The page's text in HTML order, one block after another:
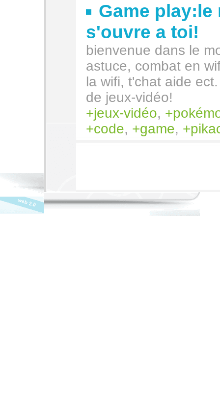
Game
s'ouvre a toi!
bienvenue dans le
astuce, combat en
la wifi, t'chat aide
de jeux-vidéo!
jeux-vidéo,
code, game,